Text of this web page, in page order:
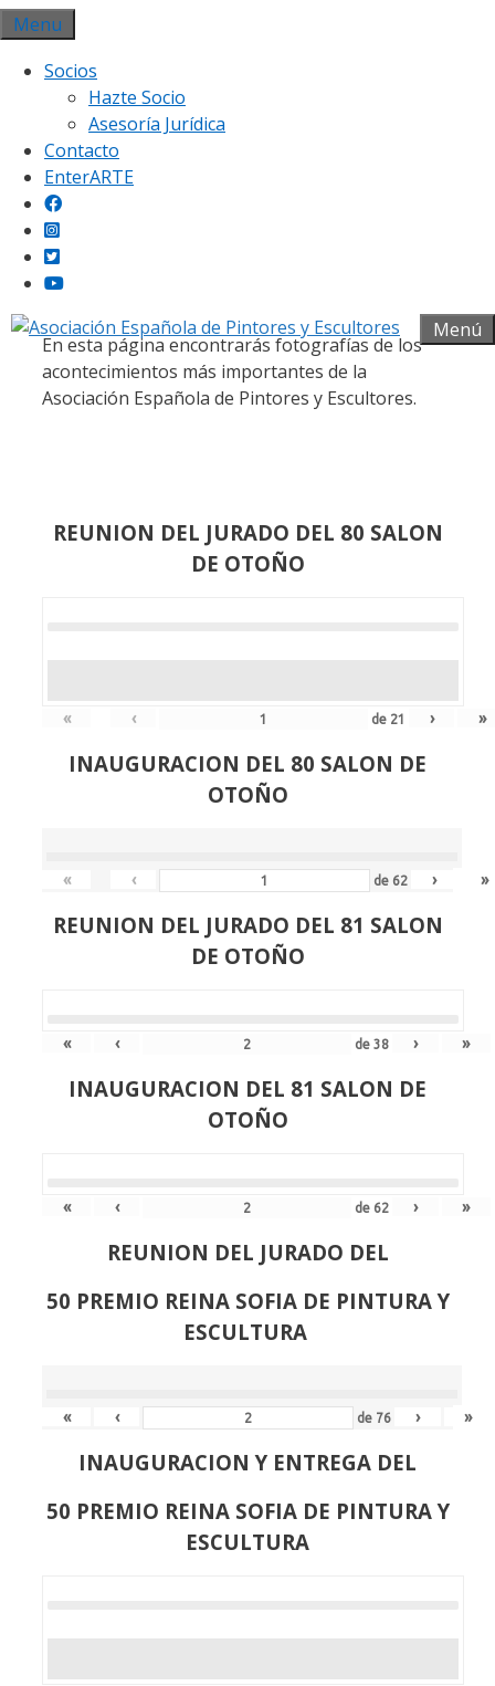
Saltar
al
contenido
Menu
Socios
Hazte Socio
Asesoría Jurídica
Contacto
EnterARTE
Menú
Galería fotográfica
En esta página encontrarás fotografías de los
acontecimientos más importantes de la
Asociación Española de Pintores y Escultores.
REUNION DEL JURADO DEL 80 SALON
DE OTOÑO
« ‹ de 21 › »
INAUGURACION DEL 80 SALON DE
OTOÑO
« ‹ de 62 › »
REUNION DEL JURADO DEL 81 SALON
DE OTOÑO
« ‹ de38 › »
INAUGURACION DEL 81 SALON DE
OTOÑO
« ‹ de 62 › »
REUNION DEL JURADO DEL
50 PREMIO REINA SOFIA DE PINTURA Y
ESCULTURA
« ‹ de 76 › »
INAUGURACION Y ENTREGA DEL
50 PREMIO REINA SOFIA DE PINTURA Y
ESCULTURA